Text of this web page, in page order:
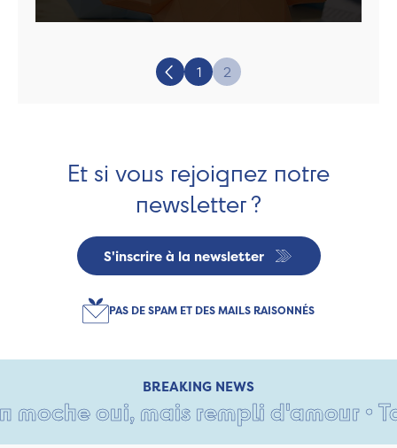
Précédent
1 2
Et si vous rejoignez notre
newsletter ?
S'inscrire à la newsletter
PAS DE SPAM ET DES MAILS RAISONNÉS
BREAKING NEWS
oui, mais rempli d'amour • Tant